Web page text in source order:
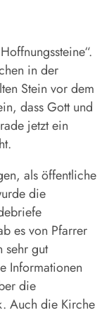
in der
Stein vor dem
dass Gott und
jetzt ein
als öffentliche
die
es von Pfarrer
sehr gut
Informationen
die
Auch die Kirche